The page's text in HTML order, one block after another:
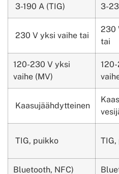
3-190 A (TIG) 3-
230 V yksi vaihe tai
230
tai
120-230 V yksi
vaihe (MV)
Kaasujäähdytteinen
TIG, puikko TIG,
Bluetooth, NFC)